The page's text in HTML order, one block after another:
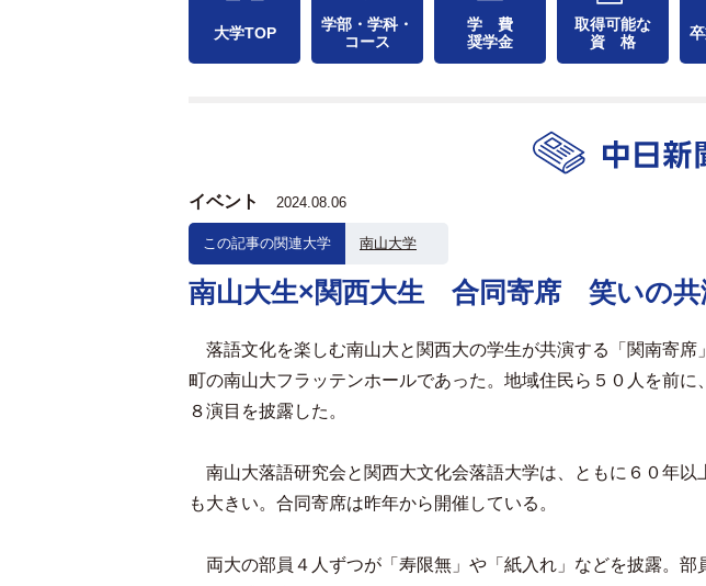
大学TOP
学部・学科・
コース
学 費
奨学金
取得可能な
資 格
イベント 2024.08.06
この記事の関連大学 南山大学
南山大生×関西大生 合同寄席 笑いの
落語文化を楽しむ南山大と関西大の学生が共演する「関南寄席
町の南山大フラッテンホールであった。地域住民ら５０人を前に
８演目を披露した。
南山大落語研究会と関西大文化会落語大学は、ともに６０年以
も大きい。合同寄席は昨年から開催している。
両大の部員４人ずつが「寿限無」や「紙入れ」などを披露。部